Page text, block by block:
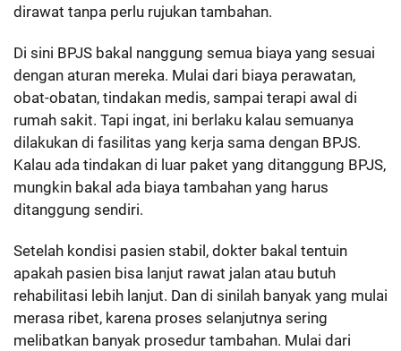
dirawat tanpa perlu rujukan tambahan.
Di sini BPJS bakal nanggung semua biaya yang sesuai
dengan aturan mereka. Mulai dari biaya perawatan,
obat-obatan, tindakan medis, sampai terapi awal di
rumah sakit. Tapi ingat, ini berlaku kalau semuanya
dilakukan di fasilitas yang kerja sama dengan BPJS.
Kalau ada tindakan di luar paket yang ditanggung BPJS,
mungkin bakal ada biaya tambahan yang harus
ditanggung sendiri.
Setelah kondisi pasien stabil, dokter bakal tentuin
apakah pasien bisa lanjut rawat jalan atau butuh
rehabilitasi lebih lanjut. Dan di sinilah banyak yang mulai
merasa ribet, karena proses selanjutnya sering
melibatkan banyak prosedur tambahan. Mulai dari